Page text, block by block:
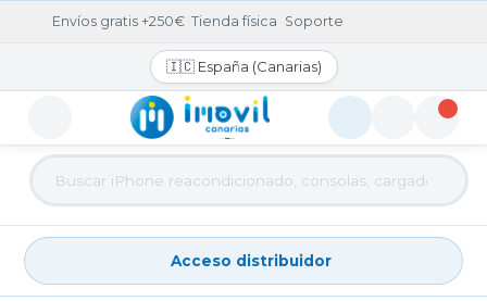
Envíos gratis +250€ ·Tienda física · Soporte
🇮🇨 España (Canarias)
Acceso distribuidor
Acceso distribuidor